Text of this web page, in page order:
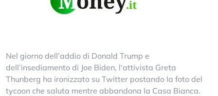
Nel giorno dell’addio di Donald Trump e
dell’insediamento di Joe Biden, l‘attivista Greta
Thunberg ha ironizzato su Twitter postando la foto del
tycoon che saluta mentre abbandona la Casa Bianca.